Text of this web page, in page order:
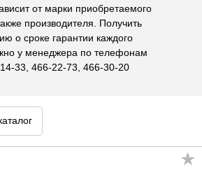
от марки приобретаемого
производителя. Получить
о сроке гарантии каждого
у менеджера по телефонам
33, 466-22-73, 466-30-20